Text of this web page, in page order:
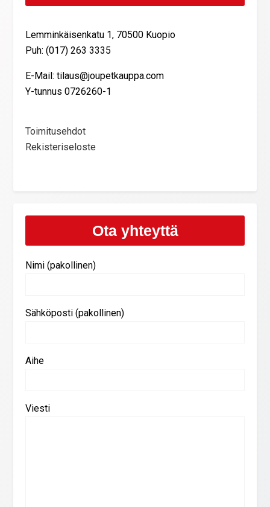
Lemminkäisenkatu 1, 70500 Kuopio
Puh: (017) 263 3335
E-Mail: tilaus@joupetkauppa.com
Y-tunnus 0726260-1
Toimitusehdot
Rekisteriseloste
Ota yhteyttä
Nimi (pakollinen)
Sähköposti (pakollinen)
Aihe
Viesti